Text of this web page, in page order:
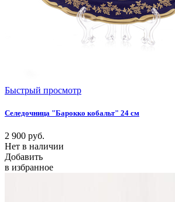
Быстрый просмотр
Селедочница "Барокко кобальт" 24 см
2 900 руб.
Нет в наличии
Добавить
в избранное